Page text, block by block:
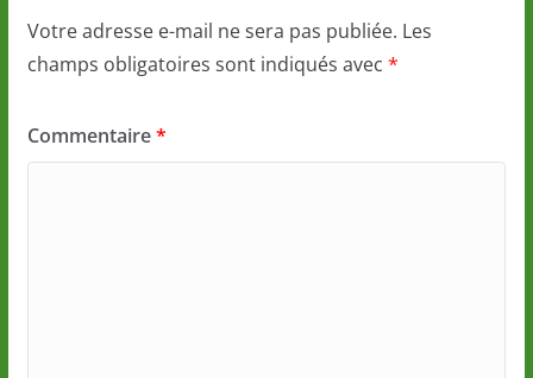
Votre adresse e-mail ne sera pas publiée. Les
champs obligatoires sont indiqués avec *
Commentaire*